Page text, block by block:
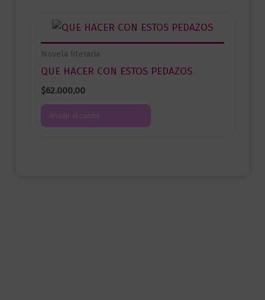
Novela literaria
QUE HACER CON ESTOS PEDAZOS
$62.000,00
Añadir al carrito